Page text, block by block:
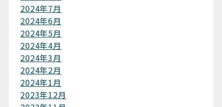
2024年7月
2024年6月
2024年5月
2024年4月
2024年3月
2024年2月
2024年1月
2023年12月